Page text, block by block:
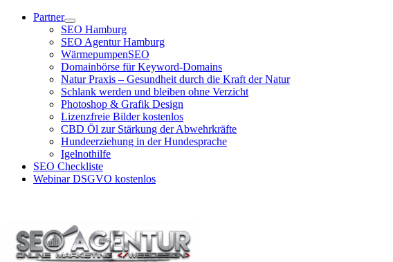
Zum
Partner
SEO Hamburg
SEO Agentur Hamburg
WärmepumpenSEO
Domainbörse für Keyword-Domains
Natur Praxis – Gesundheit durch die Kraft der Natur
Schlank werden und bleiben ohne Verzicht
Photoshop & Grafik Design
Lizenzfreie Bilder kostenlos
CBD Öl zur Stärkung der Abwehrkräfte
Hundeerziehung in der Hundesprache
Igelnothilfe
SEO Checkliste
Webinar DSGVO kostenlos